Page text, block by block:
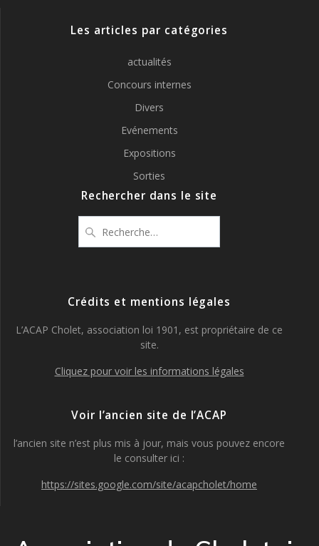
Les articles par catégories
actualités
Concours internes
Divers
Evénements
Expositions
Sorties
Rechercher dans le site
pour
Crédits et mentions légales
L’ACAP Cholet, association loi 1901, est propriétaire de ce
site.
Cliquez pour voir les informations légales
Voir l’ancien site de l’ACAP
l’ancien site n’est plus mis à jour, mais vous pouvez encore
le consulter ici :
https://sites.google.com/site/acapcholet/home